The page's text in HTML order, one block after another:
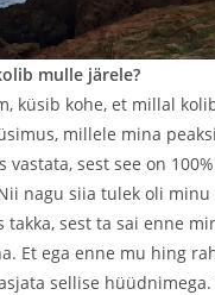
mulle järele?
küsib kohe, et millal
millele mina
vastata, sest see on
nagu siia tulek oli minu
sest ta sai enne
Et ega enne mu hing
sellise hüüdnimega.